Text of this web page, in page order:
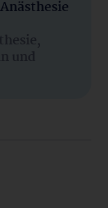
und